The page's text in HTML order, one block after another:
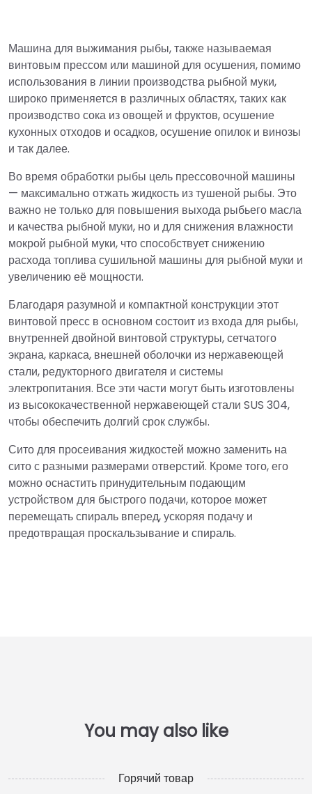
Машина для выжимания рыбы, также называемая
винтовым прессом или машиной для осушения, помимо
использования в линии производства рыбной муки,
широко применяется в различных областях, таких как
производство сока из овощей и фруктов, осушение
кухонных отходов и осадков, осушение опилок и винозы
и так далее.
Во время обработки рыбы цель прессовочной машины
— максимально отжать жидкость из тушеной рыбы. Это
важно не только для повышения выхода рыбьего масла
и качества рыбной муки, но и для снижения влажности
мокрой рыбной муки, что способствует снижению
расхода топлива сушильной машины для рыбной муки и
увеличению её мощности.
Благодаря разумной и компактной конструкции этот
винтовой пресс в основном состоит из входа для рыбы,
внутренней двойной винтовой структуры, сетчатого
экрана, каркаса, внешней оболочки из нержавеющей
стали, редукторного двигателя и системы
электропитания. Все эти части могут быть изготовлены
из высококачественной нержавеющей стали SUS 304,
чтобы обеспечить долгий срок службы.
Сито для просеивания жидкостей можно заменить на
сито с разными размерами отверстий. Кроме того, его
можно оснастить принудительным подающим
устройством для быстрого подачи, которое может
перемещать спираль вперед, ускоряя подачу и
предотвращая проскальзывание и спираль.
Горячий товар